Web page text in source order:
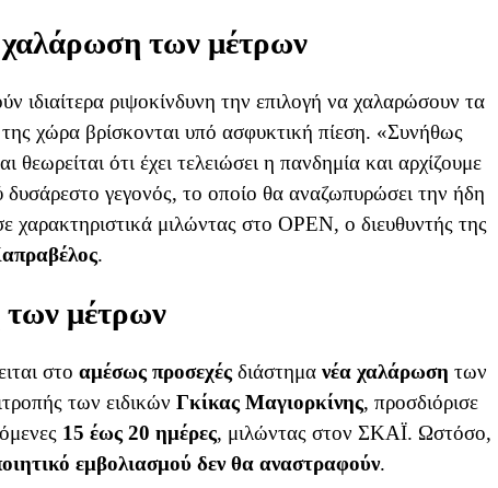
χαλάρωση των μέτρων
ιδιαίτερα ριψοκίνδυνη την επιλογή να χαλαρώσουν τα
χώρα βρίσκονται υπό ασφυκτική πίεση. «Συνήθως
ότι έχει τελειώσει η πανδημία και αρχίζουμε
δυσάρεστο γεγονός, το οποίο θα αναζωπυρώσει την ήδη
μιλώντας στο OPEN, ο διευθυντής της
.
των μέτρων
στο αμέσως προσεχές διάστημα νέα χαλάρωση των
των ειδικών Γκίκας Μαγιορκίνης, προσδιόρισε
15 έως 20 ημέρες, μιλώντας στον ΣΚΑΪ. Ωστόσο,
εμβολιασμού δεν θα αναστραφούν.